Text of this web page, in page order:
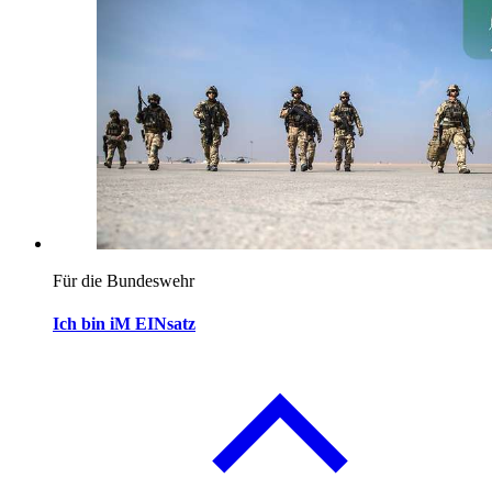
Für die Bundeswehr
Ich bin iM EINsatz